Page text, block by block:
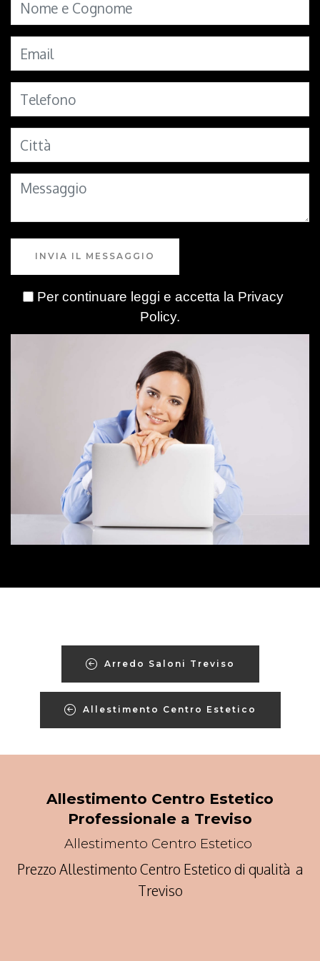
INVIA IL MESSAGGIO
Per continuare leggi e accetta la Privacy
Policy.
Arredo Saloni Treviso
Allestimento Centro Estetico
Allestimento Centro Estetico
Professionale a Treviso
Allestimento Centro Estetico
Prezzo Allestimento Centro Estetico di qualità a
Treviso